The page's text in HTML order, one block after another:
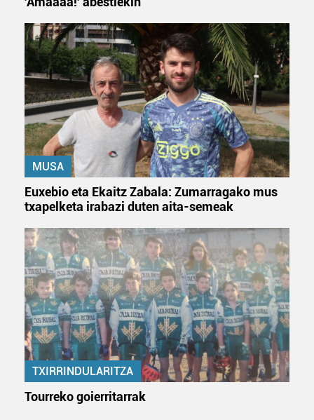
MUSA
Euxebio eta Ekaitz Zabala: Zumarragako mus
txapelketa irabazi duten aita-semeak
TXIRRINDULARITZA
Tourreko goierritarrak